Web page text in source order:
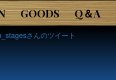
GOODS Q＆A
さんのツイート